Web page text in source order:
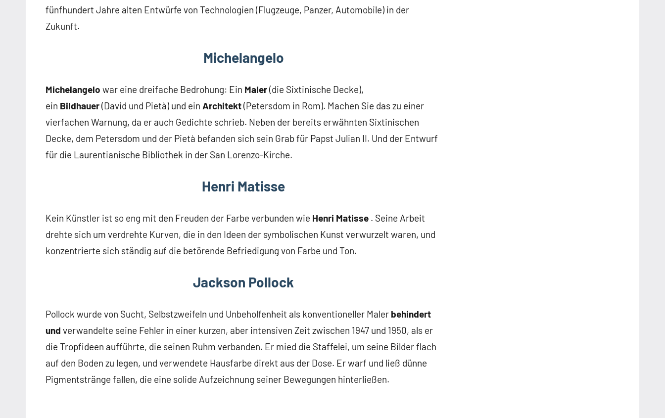
fünfhundert Jahre alten Entwürfe von Technologien (Flugzeuge, Panzer, Automobile) in der
Zukunft.
Michelangelo
Michelangelo war eine dreifache Bedrohung: Ein Maler(die Sixtinische Decke),
ein Bildhauer(David und Pietà) und ein Architekt(Petersdom in Rom). Machen Sie das zu einer
vierfachen Warnung, da er auch Gedichte schrieb. Neben der bereits erwähnten Sixtinischen
Decke, dem Petersdom und der Pietà befanden sich sein Grab für Papst Julian II. Und der Entwurf
für die Laurentianische Bibliothek in der San Lorenzo-Kirche.
Henri Matisse
Kein Künstler ist so eng mit den Freuden der Farbe verbunden wie Henri Matisse . Seine Arbeit
drehte sich um verdrehte Kurven, die in den Ideen der symbolischen Kunst verwurzelt waren, und
konzentrierte sich ständig auf die betörende Befriedigung von Farbe und Ton.
Jackson Pollock
Pollock wurde von Sucht, Selbstzweifeln und Unbeholfenheit als konventioneller Maler behindert
und verwandelte seine Fehler in einer kurzen, aber intensiven Zeit zwischen 1947 und 1950, als er
die Tropfideen aufführte, die seinen Ruhm verbanden. Er mied die Staffelei, um seine Bilder flach
auf den Boden zu legen, und verwendete Hausfarbe direkt aus der Dose. Er warf und ließ dünne
Pigmentstränge fallen, die eine solide Aufzeichnung seiner Bewegungen hinterließen.